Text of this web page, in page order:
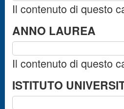
Il contenuto di questo
ANNO LAUREA
Il contenuto di questo
ISTITUTO